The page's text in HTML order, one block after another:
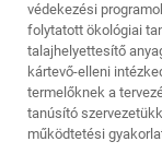
védekezési
folytatott ökológiai
talajhelyettesítő
kártevő-elleni
termelőknek a
tanúsító
működtetési